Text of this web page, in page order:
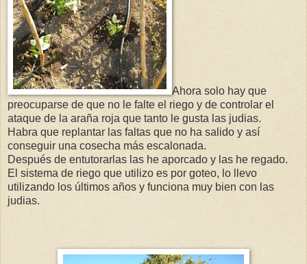
Ahora solo hay que
preocuparse de que no le falte el riego y de controlar el
ataque de la araña roja que tanto le gusta las judias.
Habra que replantar las faltas que no ha salido y así
conseguir una cosecha más escalonada.
Después de entutorarlas las he aporcado y las he regado.
El sistema de riego que utilizo es por goteo, lo llevo
utilizando los últimos años y funciona muy bien con las
judias.